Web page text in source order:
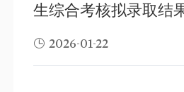
生综合考核拟录取结
2026-01-22